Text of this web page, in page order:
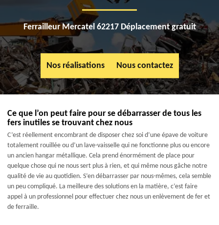
Ferrailleur Mercatel 62217 Déplacement gratuit
Nos réalisations Nous contactez
Ce que l’on peut faire pour se débarrasser de tous les
fers inutiles se trouvant chez nous
C’est réellement encombrant de disposer chez soi d’une épave de voiture
totalement rouillée ou d’un lave-vaisselle qui ne fonctionne plus ou encore
un ancien hangar métallique. Cela prend énormément de place pour
quelque chose qui ne nous sert plus à rien, et qui même nous gâche notre
qualité de vie au quotidien. S’en débarrasser par nous-mêmes, cela semble
un peu compliqué. La meilleure des solutions en la matière, c’est faire
appel à un professionnel pour effectuer chez nous un enlèvement de fer et
de ferraille.